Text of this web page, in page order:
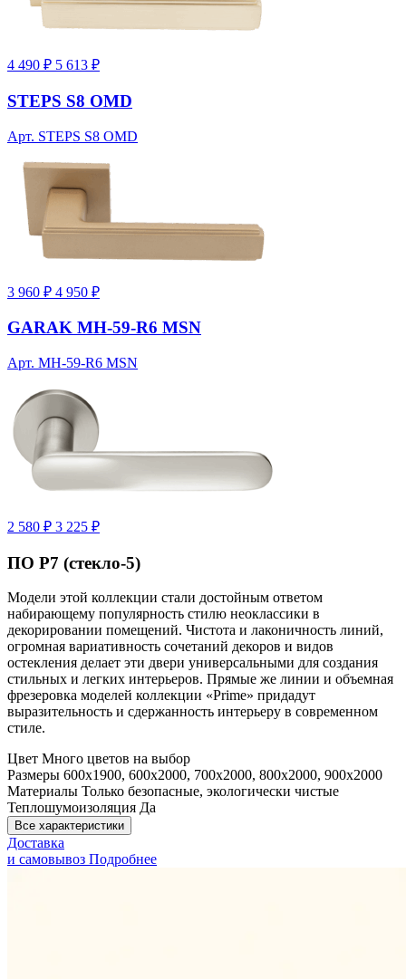
4 490 ₽ 5 613 ₽
STEPS S8 OMD
Арт. STEPS S8 OMD
3 960 ₽ 4 950 ₽
GARAK MH-59-R6 MSN
Арт. MH-59-R6 MSN
2 580 ₽ 3 225 ₽
ПО Р7 (стекло-5)
Модели этой коллекции стали достойным ответом
набирающему популярность стилю неоклассики в
декорировании помещений. Чистота и лаконичность линий,
огромная вариативность сочетаний декоров и видов
остекления делает эти двери универсальными для создания
стильных и легких интерьеров. Прямые же линии и объемная
фрезеровка моделей коллекции «Prime» придадут
выразительность и сдержанность интерьеру в современном
стиле.
Цвет Много цветов на выбор
Размеры 600x1900, 600x2000, 700x2000, 800x2000, 900x2000
Материалы Только безопасные, экологически чистые
Теплошумоизоляция Да
Все характеристики
Доставка
и самовывоз Подробнее